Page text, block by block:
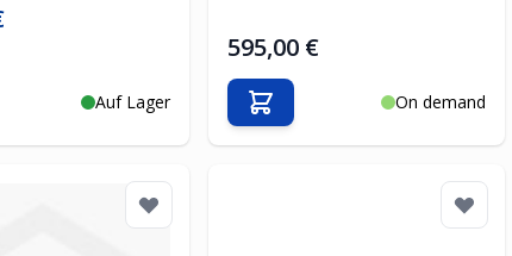
Auf Lager
595,00 €
On demand
In den Warenkorb